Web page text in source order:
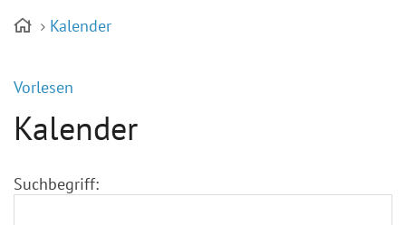
Kalender
Vorlesen
Kalender
Suchbegriff: